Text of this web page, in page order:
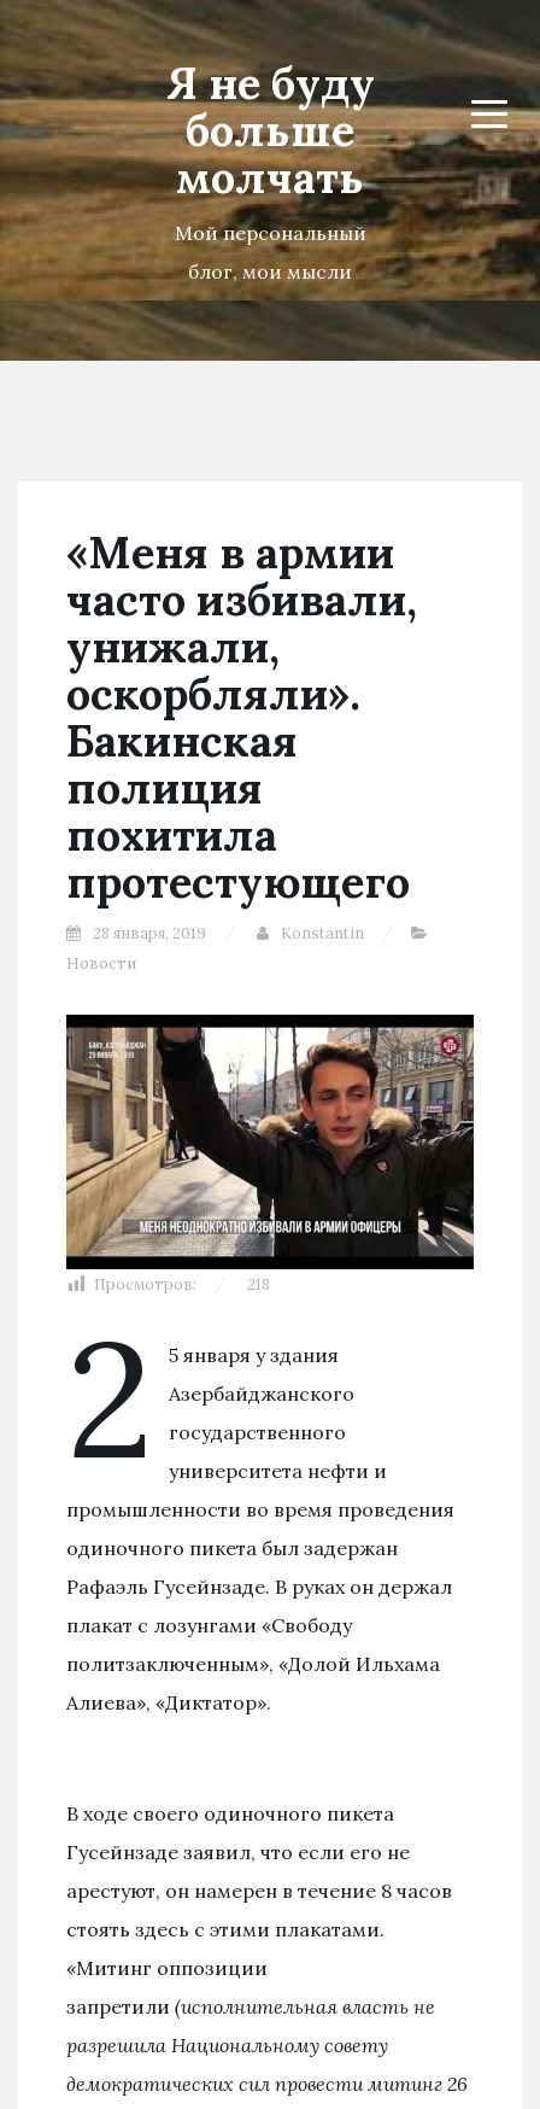
Я не буду
больше
молчать
Мой персональный
блог, мои мысли
Menu
«Меня в армии
часто избивали,
унижали,
оскорбляли».
Бакинская
полиция
похитила
протестующего
28 января, 2019
Konstantin
Новости
Просмотров: 218
2
5 января у здания
Азербайджанского
государственного
университета нефти и
промышленности во время проведения
одиночного пикета был задержан
Рафаэль Гусейнзаде. В руках он держал
плакат с лозунгами «Свободу
политзаключенным», «Долой Ильхама
Алиева», «Диктатор».
В ходе своего одиночного пикета
Гусейнзаде заявил, что если его не
арестуют, он намерен в течение 8 часов
стоять здесь с этими плакатами.
«Митинг оппозиции
запретили (исполнительная власть не
разрешила Национальному совету
демократических сил провести митинг 26